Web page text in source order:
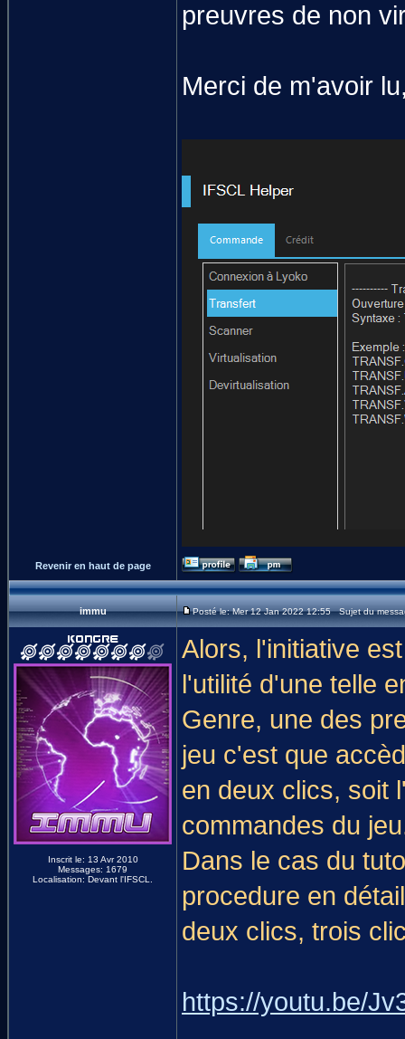
preuvres de non
Merci de m'avoir
Revenir en haut de page
immu Posté le: Mer 12 Jan 2022 12:55 Sujet du
Inscrit le: 13 Avr 2010
Messages: 1679
Localisation: Devant l'IFSCL.
Alors, l'initiative
l'utilité d'une telle
Genre, une des
jeu c'est que
en deux clics, soit
commandes du
Dans le cas du
procedure en
deux clics, trois
https://youtu.be/